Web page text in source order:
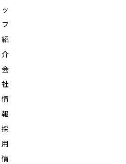
ッ
フ
紹
介
会
社
情
報
採
用
情